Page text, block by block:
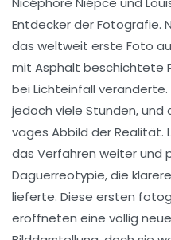
Entdecker der Fotografie.
das weltweit erste Foto
mit Asphalt beschichtete
bei Lichteinfall
jedoch viele Stunden, und
vages Abbild der Realität.
das Verfahren weiter und
Daguerreotypie, die
lieferte. Diese ersten
eröffneten eine völlig